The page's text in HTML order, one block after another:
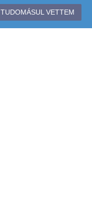
TUDOMÁSUL VETTEM